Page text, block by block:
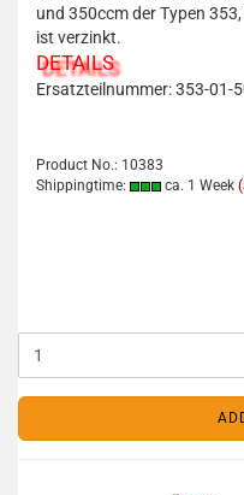
und 350ccm der Typen
ist verzinkt.
DETAILS
Ersatzteilnummer: 353-01-
Product No.: 10383
Shippingtime:
ca. 1 Week